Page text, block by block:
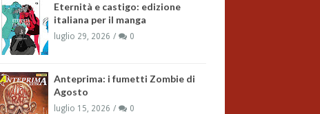
Eternità e castigo: edizione
italiana per il manga
luglio 29, 2026 0
Anteprima: i fumetti Zombie di
Agosto
luglio 15, 2026 0